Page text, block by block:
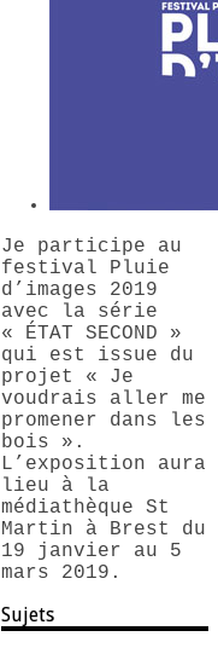
Je participe au
festival Pluie
d’images 2019
avec la série
« ÉTAT SECOND »
qui est issue du
projet « Je
voudrais aller me
promener dans les
bois ».
L’exposition aura
lieu à la
médiathèque St
Martin à Brest du
19 janvier au 5
mars 2019.
Sujets